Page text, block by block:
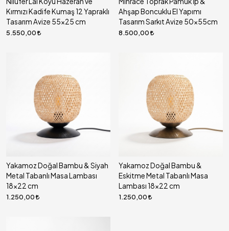
Kırmızı Kadife Kumaş 12 Yapraklı
Tasarım Avize 55x25 cm
5.550,00
Ahşap Boncuklu El Yapımı
Tasarım Sarkıt Avize 50x55cm
8.500,00
Yakamoz Doğal Bambu & Siyah
Metal Tabanlı Masa Lambası
18x22 cm
1.250,00
Yakamoz Doğal Bambu &
Eskitme Metal Tabanlı Masa
Lambası 18x22 cm
1.250,00